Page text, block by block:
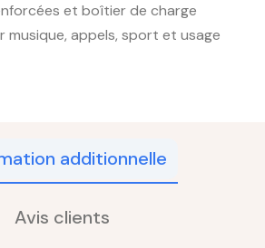
et boîtier de charge
musique, appels, sport et usage
additionnelle
Avis clients